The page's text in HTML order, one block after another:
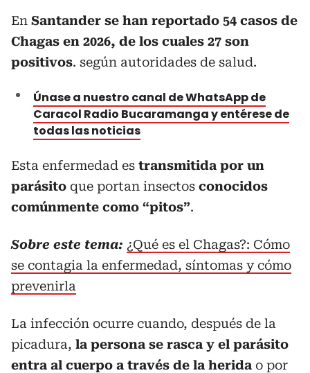
En Santander se han reportado 54 casos de
Chagas en 2026, de los cuales 27 son
positivos. según autoridades de salud.
Únase a nuestro canal de WhatsApp de
Caracol Radio Bucaramanga y entérese de
todas las noticias
Esta enfermedad es transmitida por un
parásito que portan insectos conocidos
comúnmente como “pitos”.
Sobre este tema: ¿Qué es el Chagas?: Cómo
se contagia la enfermedad, síntomas y cómo
prevenirla
La infección ocurre cuando, después de la
picadura, la persona se rasca y el parásito
entra al cuerpo a través de la herida o por